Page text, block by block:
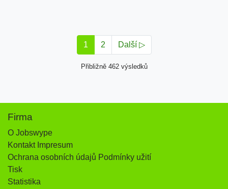
1 2 Další ▷
Přibližně 462 výsledků
Firma
O Jobswype
Kontakt Impresum
Ochrana osobních údajů Podmínky užití
Tisk
Statistika